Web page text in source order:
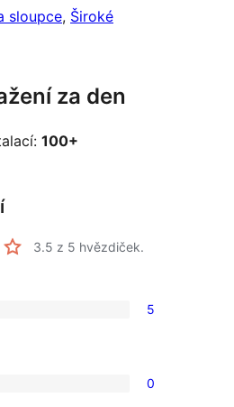
sloupce, Široké
za den
100+
3.5 z 5 hvězdiček.
5
0